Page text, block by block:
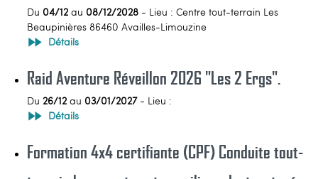
Du 04/12 au 08/12/2028 - Lieu : Centre tout-terrain Les
Beaupinières 86460 Availles-Limouzine
Détails
Raid Aventure Réveillon 2026 "Les 2 Ergs".
Du 26/12 au 03/01/2027- Lieu :
Détails
Formation 4x4 certifiante (CPF) Conduite tout-